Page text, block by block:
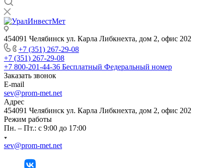
454091 Челябинск ул. Карла Либкнехта, дом 2, офис 202
+7 (351) 267-29-08
+7 (351) 267-29-08
+7 800-201-44-36 Бесплатный Федеральный номер
Заказать звонок
E-mail
sev@prom-met.net
Адрес
454091 Челябинск ул. Карла Либкнехта, дом 2, офис 202
Режим работы
Пн. – Пт.: с 9:00 до 17:00
sev@prom-met.net